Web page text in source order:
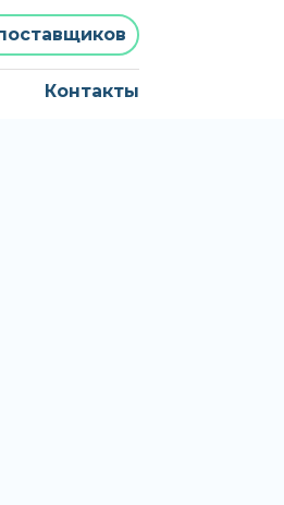
Контакты